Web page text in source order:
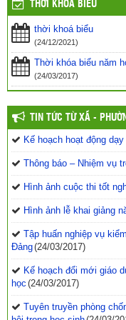
THỜI KHÓA BIỂU
thời khoá biểu
(24/12/2021)
Thời khóa biểu năm
(24/03/2017)
TIN TỨC TỪ XÃ -
Kế hoạch hoạt động
Thông báo – Nhiệm vụ
Hình ảnh cuộc thi tốt
Hình ảnh lễ khai giảng
Tập huấn nghiệp vụ
Đảng(24/03/2017)
Kế hoạch đổi mới giáo
học (24/03/2017)
Tuyên truyền phòng